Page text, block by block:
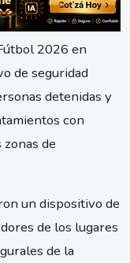
2026 en
de seguridad
detenidas y
con
de
un dispositivo de
de los lugares
de la